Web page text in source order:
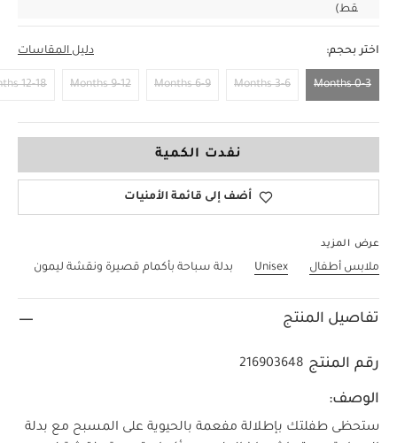
قط)
اختر بحجم: دليل المقاسات
0-3 Months
3-6 Months
6-9 Months
9-12 Months
12-18 Months
نفدت الكمية
أضف إلى قائمة الأمنيات
عرض المزيد
ملابس أطفال Unisex بدلة سباحة بأكمام قصيرة ونقشة ليمون
تفاصيل المنتج
رقم المنتج 216903648
الوصف:
ستحظى طفلتك بإطلالة مفعمة بالحيوية على المسبح مع بدلة